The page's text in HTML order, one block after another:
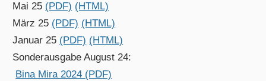
Mai 25 (PDF) (HTML)
März 25 (PDF) (HTML)
Januar 25 (PDF) (HTML)
Sonderausgabe August 24:
Bina Mira 2024 (PDF)